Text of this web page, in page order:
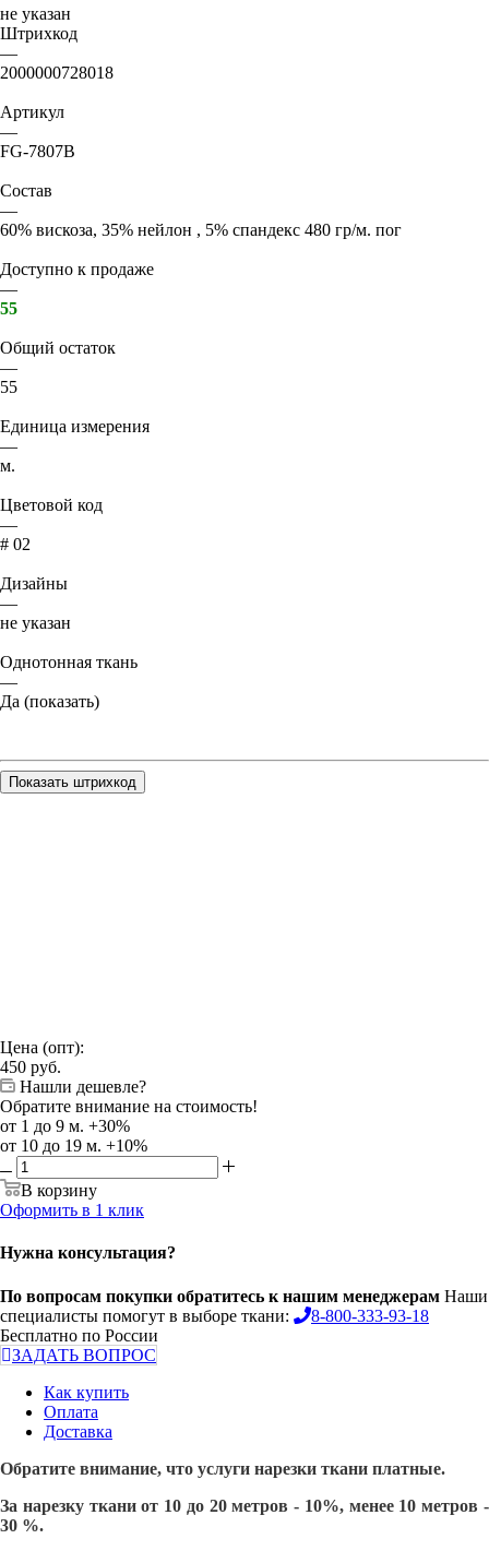
не указан
Штрихкод
—
2000000728018
Артикул
—
FG-7807B
Состав
—
60% вискоза, 35% нейлон , 5% спандекс 480 гр/м. пог
Доступно к продаже
—
55
Общий остаток
—
55
Единица измерения
—
м.
Цветовой код
—
# 02
Дизайны
—
не указан
Однотонная ткань
—
Да (показать)
Показать штрихкод
Цена (опт):
450 руб.
Нашли дешевле?
Обратите внимание на стоимость!
от 1 до 9 м. +30%
от 10 до 19 м. +10%
В корзину
Оформить в 1 клик
Нужна консультация?
По вопросам покупки обратитесь к нашим менеджерам Наши
специалисты помогут в выборе ткани:
8-800-333-93-18
Бесплатно по России
ЗАДАТЬ ВОПРОС
Как купить
Оплата
Доставка
Обратите внимание, что услуги нарезки ткани платные.
За нарезку ткани от 10 до 20 метров - 10%, менее 10 метров -
30 %.